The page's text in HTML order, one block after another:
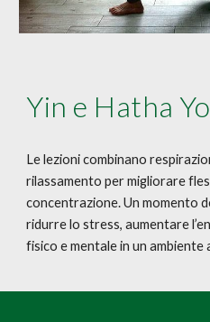
Yin e Hatha
Le lezioni combinano
rilassamento per migliorare
concentrazione. Un momento
ridurre lo stress, aumentare
fisico e mentale in un